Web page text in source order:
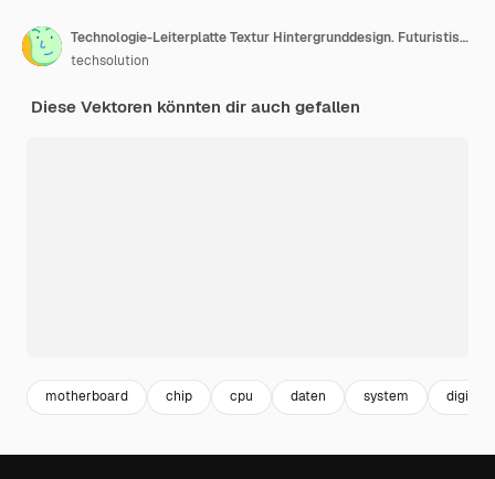
Technologie-Leiterplatte Textur Hintergrunddesign. Futuristischer blauer Platinenhintergrund. Minimales Vektor-Motherboard.
techsolution
Diese Vektoren könnten dir auch gefallen
motherboard chip cpu daten system